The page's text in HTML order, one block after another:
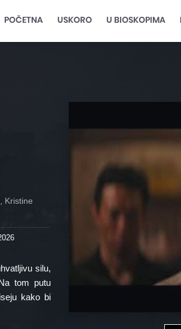
POČETNA USKORO U BIOSKOPIMA
Kristine
silu,
tom putu
kako bi